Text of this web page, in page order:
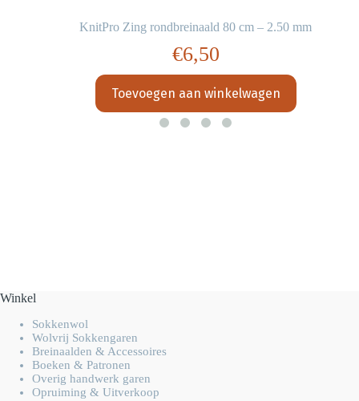
KnitPro Zing rondbreinaald 80 cm – 2.50 mm
€6,50
Toevoegen aan winkelwagen
Winkel
Sokkenwol
Wolvrij Sokkengaren
Breinaalden & Accessoires
Boeken & Patronen
Overig handwerk garen
Opruiming & Uitverkoop